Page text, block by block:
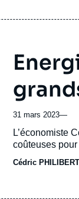
31 mars 2023—
Accroche
L’économiste
coûteuses
Cédric PHILIBERT